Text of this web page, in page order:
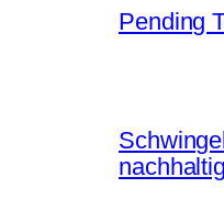
Pending